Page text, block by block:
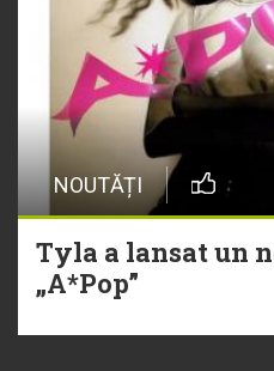
NOUTĂȚI
Tyla a lansat un
„A*Pop”